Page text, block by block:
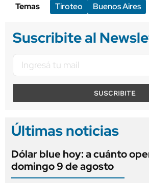
Temas
Tiroteo Buenos Aires
Suscribite al
SUSCRIBITE
Últimas noticias
Dólar blue hoy: a cuánto
domingo 9 de agosto